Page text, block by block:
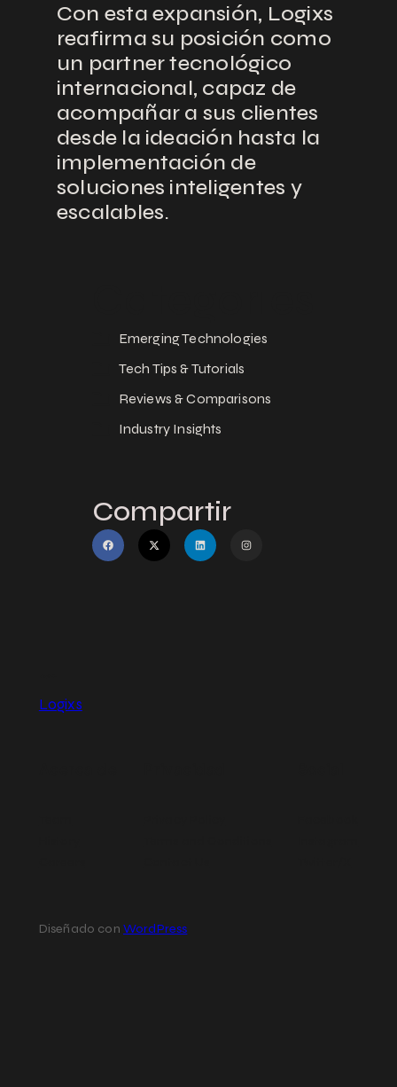
Con esta expansión, Logixs
reafirma su posición como
un partner tecnológico
internacional, capaz de
acompañar a sus clientes
desde la ideación hasta la
implementación de
soluciones inteligentes y
escalables.
Emerging Technologies
Tech Tips & Tutorials
Reviews & Comparisons
Industry Insights
Compartir
Logixs
Diseñado con WordPress